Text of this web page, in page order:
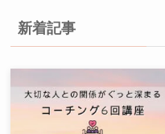
新着記事